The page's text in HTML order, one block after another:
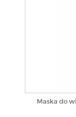
Maska do